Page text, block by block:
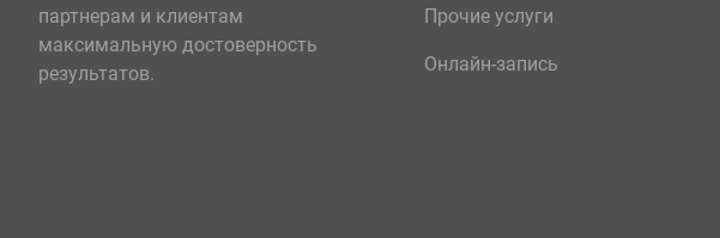
партнерам и клиентам
максимальную достоверность
результатов.
Прочие услуги
Онлайн-запись